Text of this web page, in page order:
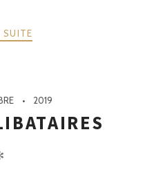
SUITE
2019